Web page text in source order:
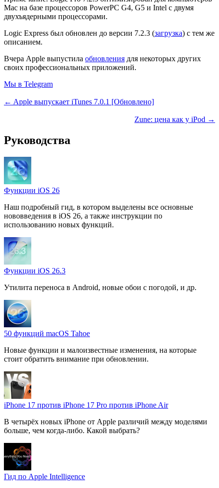
Mac на базе процессоров PowerPC G4, G5 и Intel с двумя
двухъядерными процессорами.
Logic Express был обновлен до версии 7.2.3 (загрузка) с тем же
описанием.
Вчера Apple выпустила обновления для некоторых других
своих профессиональных приложений.
Мы в Telegram
← Apple выпускает iTunes 7.0.1 [Обновлено]
Zune: цена как у iPod →
Руководства
Функции iOS 26
Наш подробный гид, в котором выделены все основные
нововведения в iOS 26, а также инструкции по
использованию новых функций.
Функции iOS 26.3
Утилита переноса в Android, новые обои с погодой, и др.
50 функций macOS Tahoe
Новые функции и малоизвестные изменения, на которые
стоит обратить внимание при обновлении.
iPhone 17 против iPhone 17 Pro против iPhone Air
В четырёх новых iPhone от Apple различий между моделями
больше, чем когда-либо. Какой выбрать?
Гид по Apple Intelligence